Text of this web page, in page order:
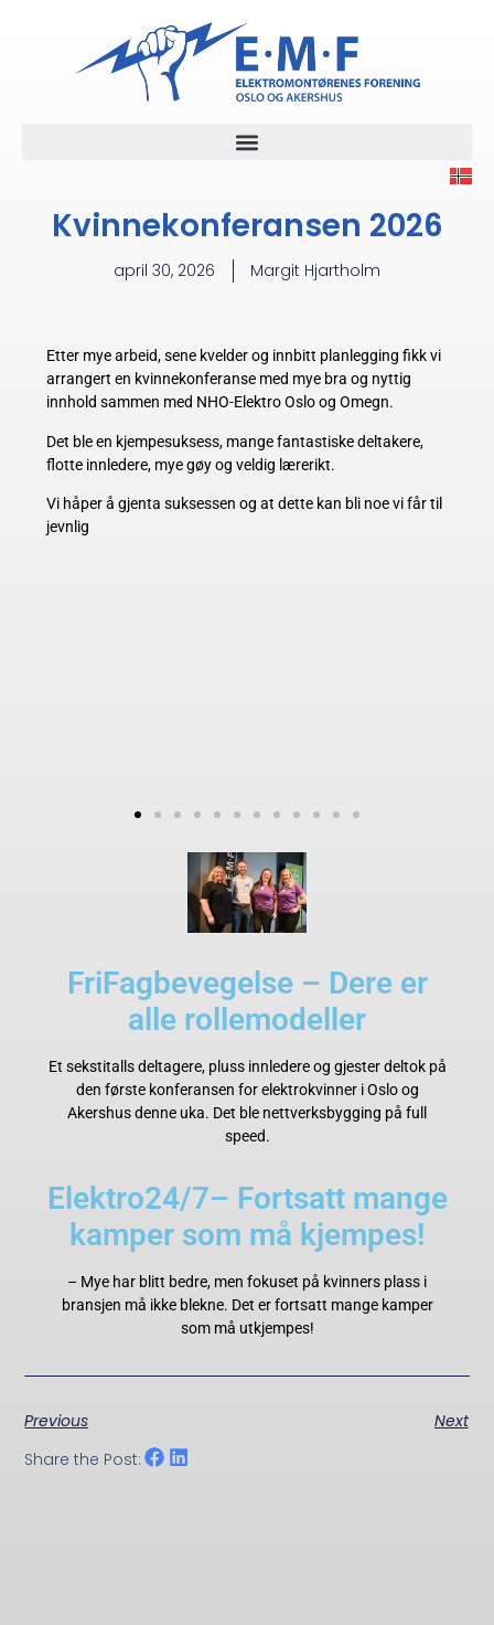
Kvinnekonferansen 2026
april 30, 2026 Margit Hjartholm
Etter mye arbeid, sene kvelder og innbitt planlegging fikk vi
arrangert en kvinnekonferanse med mye bra og nyttig
innhold sammen med NHO-Elektro Oslo og Omegn.
Det ble en kjempesuksess, mange fantastiske deltakere,
flotte innledere, mye gøy og veldig lærerikt.
Vi håper å gjenta suksessen og at dette kan bli noe vi får til
jevnlig
FriFagbevegelse – Dere er
alle rollemodeller
Et sekstitalls deltagere, pluss innledere og gjester deltok på
den første konferansen for elektrokvinner i Oslo og
Akershus denne uka. Det ble nettverksbygging på full
speed.
Elektro24/7– Fortsatt mange
kamper som må kjempes!
– Mye har blitt bedre, men fokuset på kvinners plass i
bransjen må ikke blekne. Det er fortsatt mange kamper
som må utkjempes!
Previous
Next
Share the Post: